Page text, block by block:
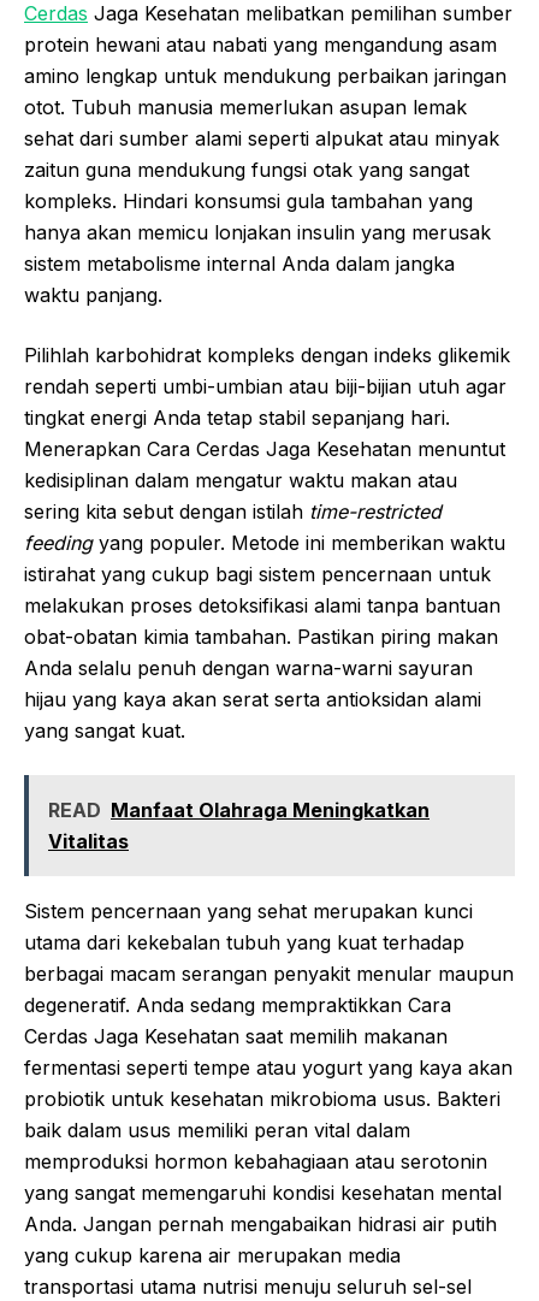
Cerdas Jaga Kesehatan melibatkan pemilihan sumber
protein hewani atau nabati yang mengandung asam
amino lengkap untuk mendukung perbaikan jaringan
otot. Tubuh manusia memerlukan asupan lemak
sehat dari sumber alami seperti alpukat atau minyak
zaitun guna mendukung fungsi otak yang sangat
kompleks. Hindari konsumsi gula tambahan yang
hanya akan memicu lonjakan insulin yang merusak
sistem metabolisme internal Anda dalam jangka
waktu panjang.
Pilihlah karbohidrat kompleks dengan indeks glikemik
rendah seperti umbi-umbian atau biji-bijian utuh agar
tingkat energi Anda tetap stabil sepanjang hari.
Menerapkan Cara Cerdas Jaga Kesehatan menuntut
kedisiplinan dalam mengatur waktu makan atau
sering kita sebut dengan istilah time-restricted
feedingyang populer. Metode ini memberikan waktu
istirahat yang cukup bagi sistem pencernaan untuk
melakukan proses detoksifikasi alami tanpa bantuan
obat-obatan kimia tambahan. Pastikan piring makan
Anda selalu penuh dengan warna-warni sayuran
hijau yang kaya akan serat serta antioksidan alami
yang sangat kuat.
READ Manfaat Olahraga Meningkatkan
Vitalitas
Sistem pencernaan yang sehat merupakan kunci
utama dari kekebalan tubuh yang kuat terhadap
berbagai macam serangan penyakit menular maupun
degeneratif. Anda sedang mempraktikkan Cara
Cerdas Jaga Kesehatan saat memilih makanan
fermentasi seperti tempe atau yogurt yang kaya akan
probiotik untuk kesehatan mikrobioma usus. Bakteri
baik dalam usus memiliki peran vital dalam
memproduksi hormon kebahagiaan atau serotonin
yang sangat memengaruhi kondisi kesehatan mental
Anda. Jangan pernah mengabaikan hidrasi air putih
yang cukup karena air merupakan media
transportasi utama nutrisi menuju seluruh sel-sel